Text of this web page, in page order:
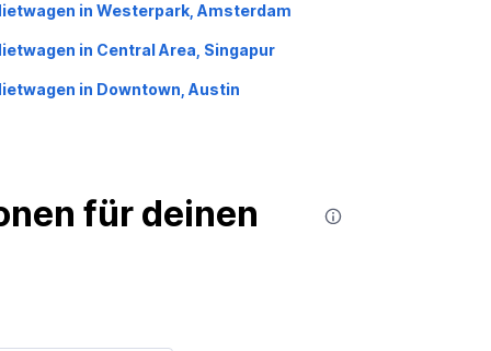
in Westerpark, Amsterdam
in Central Area, Singapur
in Downtown, Austin
für deinen